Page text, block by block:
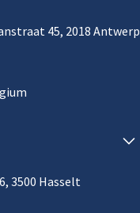
45, 2018 Antwerp
3500 Hasselt